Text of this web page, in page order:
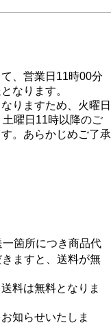
、営業日11時00分
なります。
りますため、火曜日
曜日11時以降のご
。あらかじめご了承
箇所につき商品代
ますと、送料が無
料は無料となりま
知らせいたしま